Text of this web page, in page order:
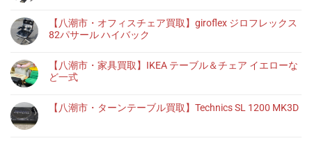
【八潮市・オフィスチェア買取】giroflex ジロフレックス
82パサール ハイバック
【八潮市・家具買取】IKEA テーブル＆チェア イエローな
ど一式
【八潮市・ターンテーブル買取】Technics SL 1200 MK3D